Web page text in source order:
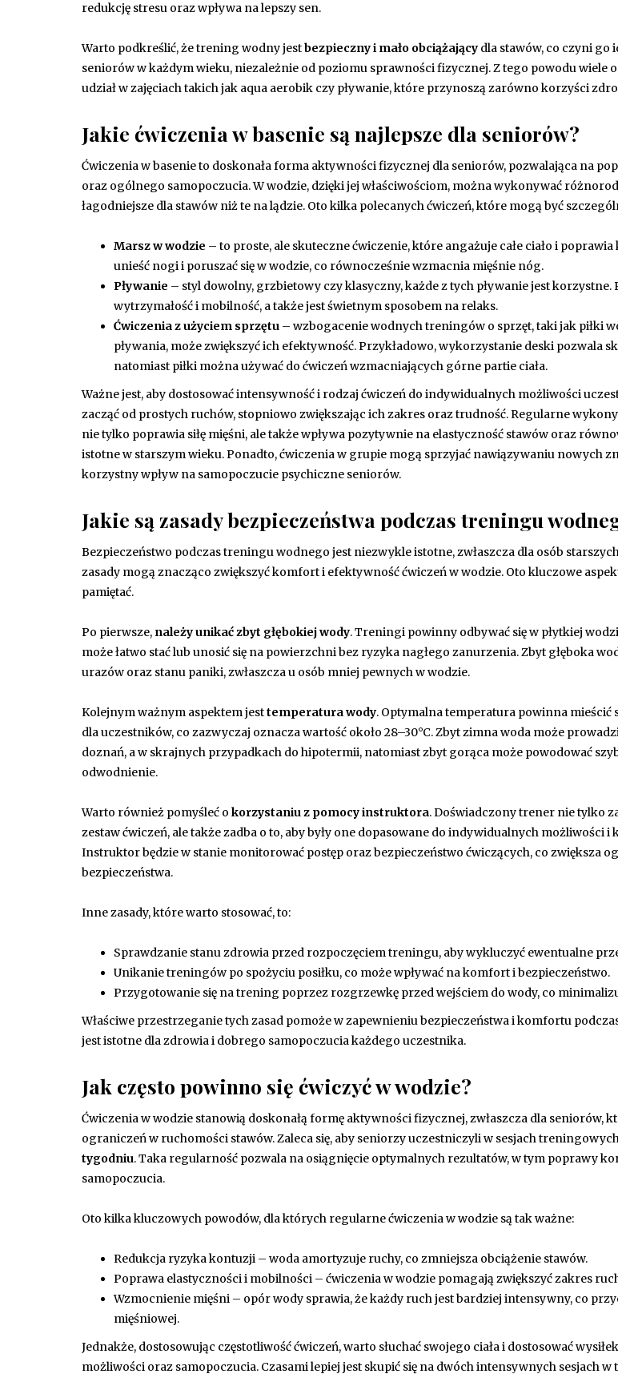
redukcję stresu oraz wpływa na lepszy sen.
Warto podkreślić, że trening wodny jestbezpieczny i mało obciążający dla stawów, co czyni go
seniorów w każdym wieku, niezależnie od poziomu sprawności fizycznej. Z tego powodu wiele
udział w zajęciach takich jak aqua aerobik czy pływanie, które przynoszą zarówno korzyści
Jakie ćwiczenia w basenie są najlepsze dla seniorów?
Ćwiczenia w basenie to doskonała forma aktywności fizycznej dla seniorów, pozwalająca na
oraz ogólnego samopoczucia. W wodzie, dzięki jej właściwościom, można wykonywać
łagodniejsze dla stawów niż te na lądzie. Oto kilka polecanych ćwiczeń, które mogą być
Marsz w wodzie – to proste, ale skuteczne ćwiczenie, które angażuje całe ciało i
unieść nogi i poruszać się w wodzie, co równocześnie wzmacnia mięśnie nóg.
Pływanie – styl dowolny, grzbietowy czy klasyczny, każde z tych pływanie jest korzystne.
wytrzymałość i mobilność, a także jest świetnym sposobem na relaks.
Ćwiczenia z użyciem sprzętu – wzbogacenie wodnych treningów o sprzęt, taki jak piłki
pływania, może zwiększyć ich efektywność. Przykładowo, wykorzystanie deski pozwala
natomiast piłki można używać do ćwiczeń wzmacniających górne partie ciała.
Ważne jest, aby dostosować intensywność i rodzaj ćwiczeń do indywidualnych możliwości
zacząć od prostych ruchów, stopniowo zwiększając ich zakres oraz trudność. Regularne
nie tylko poprawia siłę mięśni, ale także wpływa pozytywnie na elastyczność stawów oraz
istotne w starszym wieku. Ponadto, ćwiczenia w grupie mogą sprzyjać nawiązywaniu nowych
korzystny wpływ na samopoczucie psychiczne seniorów.
Jakie są zasady bezpieczeństwa podczas treningu
Bezpieczeństwo podczas treningu wodnego jest niezwykle istotne, zwłaszcza dla osób
zasady mogą znacząco zwiększyć komfort i efektywność ćwiczeń w wodzie. Oto kluczowe
pamiętać.
Po pierwsze, należy unikać zbyt głębokiej wody. Treningi powinny odbywać się w płytkiej
może łatwo stać lub unosić się na powierzchni bez ryzyka nagłego zanurzenia. Zbyt głęboka
urazów oraz stanu paniki, zwłaszcza u osób mniej pewnych w wodzie.
Kolejnym ważnym aspektem jesttemperatura wody. Optymalna temperatura powinna
dla uczestników, co zazwyczaj oznacza wartość około 28–30°C. Zbyt zimna woda może
doznań, a w skrajnych przypadkach do hipotermii, natomiast zbyt gorąca może powodować
odwodnienie.
Warto również pomyśleć o korzystaniu z pomocy instruktora. Doświadczony trener nie tylko
zestaw ćwiczeń, ale także zadba o to, aby były one dopasowane do indywidualnych możliwości
Instruktor będzie w stanie monitorować postęp oraz bezpieczeństwo ćwiczących, co zwiększa
bezpieczeństwa.
Inne zasady, które warto stosować, to:
Sprawdzanie stanu zdrowia przed rozpoczęciem treningu, aby wykluczyć ewentualne
Unikanie treningów po spożyciu posiłku, co może wpływać na komfort i bezpieczeństwo.
Przygotowanie się na trening poprzez rozgrzewkę przed wejściem do wody, co
Właściwe przestrzeganie tych zasad pomoże w zapewnieniu bezpieczeństwa i komfortu
jest istotne dla zdrowia i dobrego samopoczucia każdego uczestnika.
Jak często powinno się ćwiczyć w wodzie?
Ćwiczenia w wodzie stanowią doskonałą formę aktywności fizycznej, zwłaszcza dla seniorów,
ograniczeń w ruchomości stawów. Zaleca się, aby seniorzy uczestniczyli w sesjach
tygodniu. Taka regularność pozwala na osiągnięcie optymalnych rezultatów, w tym poprawy
samopoczucia.
Oto kilka kluczowych powodów, dla których regularne ćwiczenia w wodzie są tak ważne:
Redukcja ryzyka kontuzji – woda amortyzuje ruchy, co zmniejsza obciążenie stawów.
Poprawa elastyczności i mobilności – ćwiczenia w wodzie pomagają zwiększyć zakres
Wzmocnienie mięśni – opór wody sprawia, że każdy ruch jest bardziej intensywny, co
mięśniowej.
Jednakże, dostosowując częstotliwość ćwiczeń, warto słuchać swojego ciała i dostosować
możliwości oraz samopoczucia. Czasami lepiej jest skupić się na dwóch intensywnych sesjach